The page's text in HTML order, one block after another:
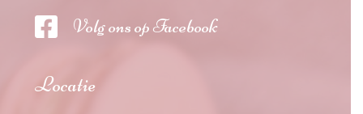
 Volg ons op Facebook
Locatie